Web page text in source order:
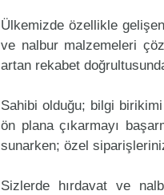
Ülkemizde özellikle
ve nalbur malzemeleri
artan rekabet
Sahibi olduğu; bilgi
ön plana çıkarmayı
sunarken; özel
Sizlerde hırdavat ve